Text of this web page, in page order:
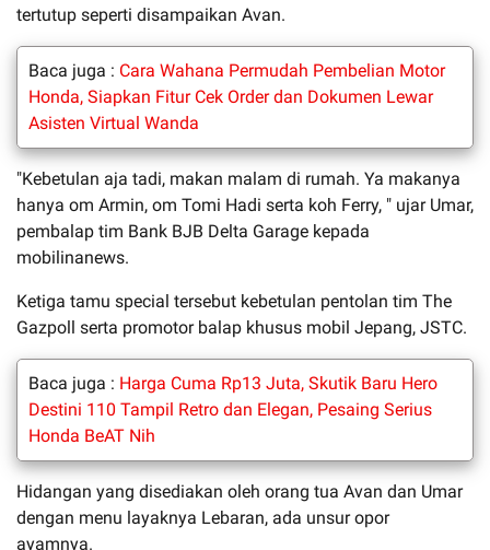
tertutup seperti disampaikan Avan.
Baca juga : Cara Wahana Permudah Pembelian Motor
Honda, Siapkan Fitur Cek Order dan Dokumen Lewar
Asisten Virtual Wanda
"Kebetulan aja tadi, makan malam di rumah. Ya makanya
hanya om Armin, om Tomi Hadi serta koh Ferry, " ujar Umar,
pembalap tim Bank BJB Delta Garage kepada
mobilinanews.
Ketiga tamu special tersebut kebetulan pentolan tim The
Gazpoll serta promotor balap khusus mobil Jepang, JSTC.
Baca juga : Harga Cuma Rp13 Juta, Skutik Baru Hero
Destini 110 Tampil Retro dan Elegan, Pesaing Serius
Honda BeAT Nih
Hidangan yang disediakan oleh orang tua Avan dan Umar
dengan menu layaknya Lebaran, ada unsur opor
ayamnya.